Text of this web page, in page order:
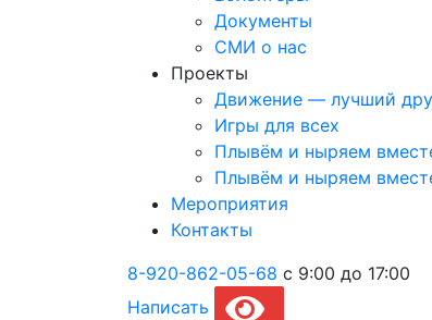
Документы
СМИ о нас
Проекты
Движение — лучший
Игры для всех
Плывём и ныряем
Плывём и ныряем
Мероприятия
Контакты
8-920-862-05-68 с 9:00 до 17:00
Написать